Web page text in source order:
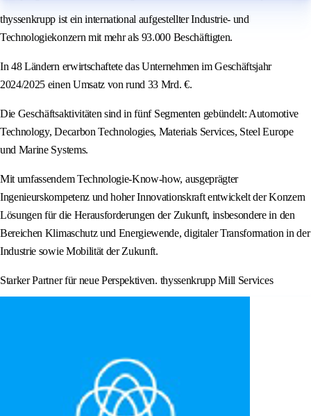
thyssenkrupp ist ein international aufgestellter Industrie- und
Technologiekonzern mit mehr als 93.000 Beschäftigten.
In 48 Ländern erwirtschaftete das Unternehmen im Geschäftsjahr
2024/2025 einen Umsatz von rund 33 Mrd. €.
Die Geschäftsaktivitäten sind in fünf Segmenten gebündelt: Automotive
Technology, Decarbon Technologies, Materials Services, Steel Europe
und Marine Systems.
Mit umfassendem Technologie-Know-how, ausgeprägter
Ingenieurskompetenz und hoher Innovationskraft entwickelt der Konzern
Lösungen für die Herausforderungen der Zukunft, insbesondere in den
Bereichen Klimaschutz und Energiewende, digitaler Transformation in der
Industrie sowie Mobilität der Zukunft.
Starker Partner für neue Perspektiven. thyssenkrupp Mill Services